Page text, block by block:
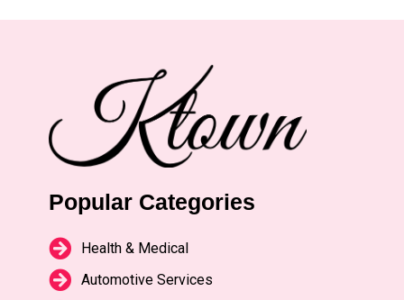
Popular Categories
Health & Medical
Automotive Services